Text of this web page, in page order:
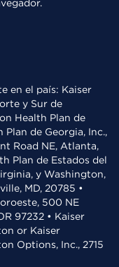
en el país: Kaiser
y Sur de
Health Plan de
de Georgia, Inc.,
Road NE, Atlanta,
Plan de Estados del
y Washington,
MD, 20785 •
500 NE
97232 • Kaiser
or Kaiser
Options, Inc., 2715